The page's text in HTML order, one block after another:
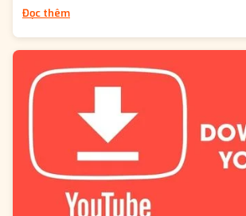
Đọc thêm